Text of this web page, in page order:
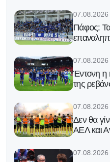
07.08.2026
Πάφος: Τα
07.08.2026
Έντονη η
της
07.08.2026
Δεν θα
ΑΕΛ και